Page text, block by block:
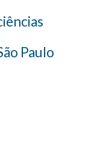
Paulo